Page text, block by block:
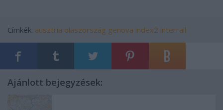
Címkék: ausztria olaszország genova index2 interrail
Ajánlott bejegyzések: